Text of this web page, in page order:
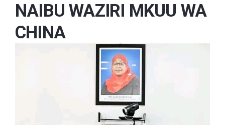
NAIBU WAZIRI MKUU WA
CHINA